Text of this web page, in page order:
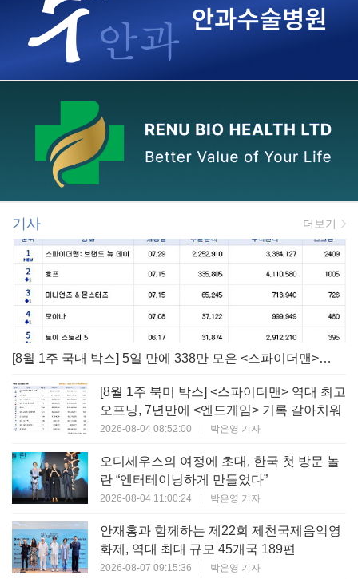
기사 더보기
[8월 1주 국내 박스] 5일 만에 338만 모은 <스파이더맨> 극장가 235% 대반등, <호프>는 400만 돌파
[8월 1주 북미 박스] <스파이더맨> 역대 최고
오프닝, 7년만에 <엔드게임> 기록 갈아치워
2026-08-04 08:52:00 | 박은영 기자
오디세우스의 여정에 초대, 한국 첫 방문 놀
란 “엔터테이닝하게 만들었다”
2026-08-04 11:00:24 | 박은영 기자
안재홍과 함께하는 제22회 제천국제음악영
화제, 역대 최대 규모 45개국 189편
2026-08-07 09:15:36 | 박은영 기자